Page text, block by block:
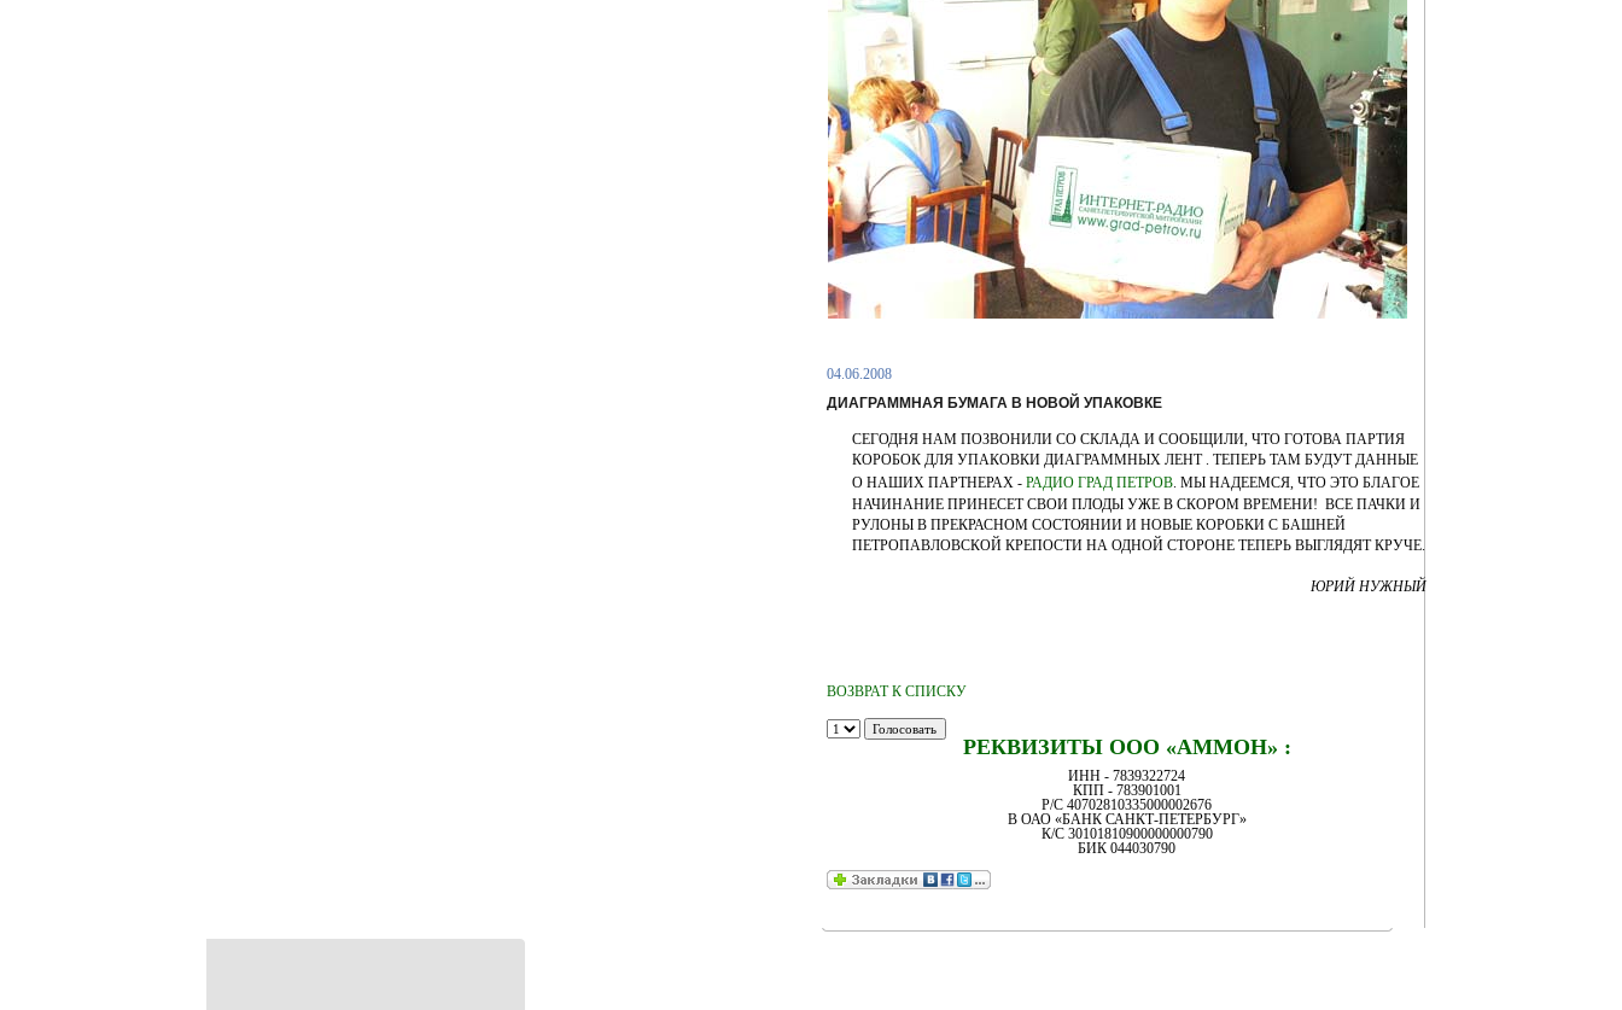
04.06.2008
ДИАГРАММНАЯ БУМАГА В НОВОЙ УПАКОВКЕ
СЕГОДНЯ НАМ ПОЗВОНИЛИ СО СКЛАДА И СООБЩИЛИ, ЧТО ГОТОВА ПАРТИЯ
КОРОБОК ДЛЯ УПАКОВКИ ДИАГРАММНЫХ ЛЕНТ . ТЕПЕРЬ ТАМ БУДУТ ДАННЫЕ
О НАШИХ ПАРТНЕРАХ - РАДИО ГРАД ПЕТРОВ. МЫ НАДЕЕМСЯ, ЧТО ЭТО БЛАГОЕ
НАЧИНАНИЕ ПРИНЕСЕТ СВОИ ПЛОДЫ УЖЕ В СКОРОМ ВРЕМЕНИ! ВСЕ ПАЧКИ И
РУЛОНЫ В ПРЕКРАСНОМ СОСТОЯНИИ И НОВЫЕ КОРОБКИ С БАШНЕЙ
ПЕТРОПАВЛОВСКОЙ КРЕПОСТИ НА ОДНОЙ СТОРОНЕ ТЕПЕРЬ ВЫГЛЯДЯТ КРУЧЕ.
ЮРИЙ НУЖНЫЙ
ВОЗВРАТ К СПИСКУ
РЕКВИЗИТЫ ООО «АММОН» :
ИНН - 7839322724
КПП - 783901001
Р/С 40702810335000002676
В ОАО «БАНК САНКТ-ПЕТЕРБУРГ»
К/С 30101810900000000790
БИК 044030790